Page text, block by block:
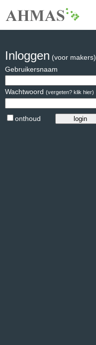
Inloggen (voor makers)
Gebruikersnaam
Wachtwoord (vergeten? klik hier)
onthoud